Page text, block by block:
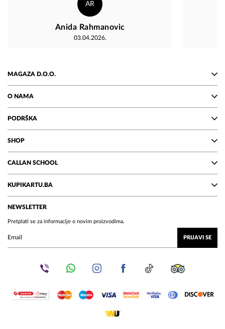
AR
Anida Rahmanovic
03.04.2026.
MAGAZA D.O.O.
O NAMA
PODRŠKA
SHOP
CALLAN SCHOOL
KUPIKARTU.BA
NEWSLETTER
Pretplati se za informacije o novim proizvodima.
PRIJAVI SE